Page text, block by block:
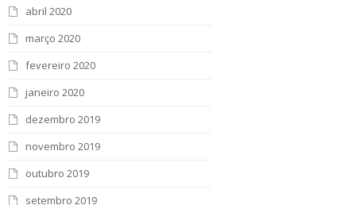
abril 2020
março 2020
fevereiro 2020
janeiro 2020
dezembro 2019
novembro 2019
outubro 2019
setembro 2019